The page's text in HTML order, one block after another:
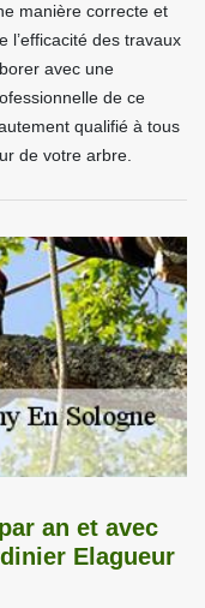
manière correcte et
l’efficacité des travaux
avec une
de ce
qualifié à tous
de votre arbre.
an et avec
Elagueur